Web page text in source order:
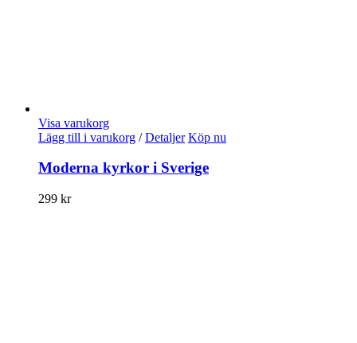
Visa varukorg
Lägg till i varukorg / Detaljer Köp nu
Moderna kyrkor i Sverige
299 kr